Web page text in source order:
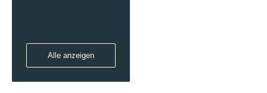
DAILY III Bus
Alle anzeigen